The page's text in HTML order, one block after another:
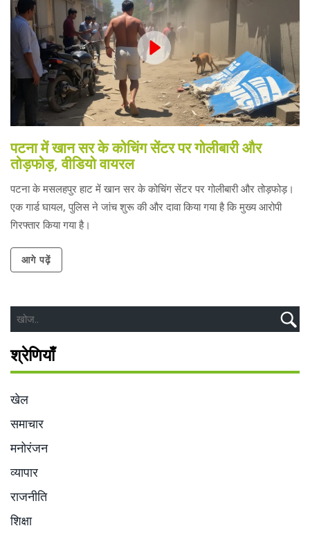
पटना में खान सर के कोचिंग सेंटर पर गोलीबारी और
तोड़फोड़, वीडियो वायरल
पटना के मसलहपुर हाट में खान सर के कोचिंग सेंटर पर गोलीबारी और तोड़फोड़।
एक गार्ड घायल, पुलिस ने जांच शुरू की और दावा किया गया है कि मुख्य आरोपी
गिरफ्तार किया गया है।
आगे पढ़ें
श्रेणियाँ
खेल
समाचार
मनोरंजन
व्यापार
राजनीति
शिक्षा